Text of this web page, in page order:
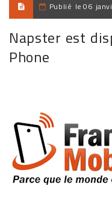
Publié le 06
Napster est
Phone